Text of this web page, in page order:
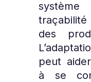
des
peut
à se